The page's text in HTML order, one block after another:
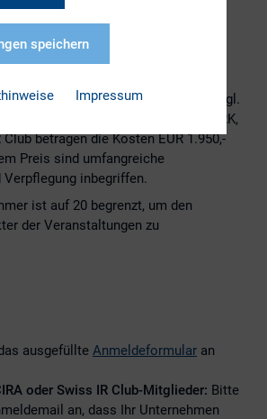
betragen EUR 2.490,- zzgl.
von Mitgliedsunternehmen des DIRK,
betragen die Kosten EUR 1.950,-
Preis sind umfangreiche
Verpflegung inbegriffen.
ist auf 20 begrenzt, um den
der Veranstaltungen zu
ausgefüllte Anmeldeformular an
oder Swiss IR Club-Mitglieder: Bitte
an, dass Ihr Unternehmen
speichern
Impressum